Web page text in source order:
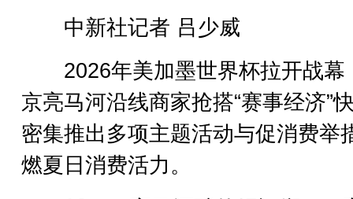
中新社记者 吕少威
2026年美加墨世界杯拉开战幕
京亮马河沿线商家抢搭“赛事经济”
密集推出多项主题活动与促消费举
燃夏日消费活力。